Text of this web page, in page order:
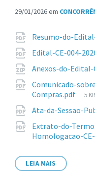
29/01/2026em
Anexos
Resumo-do-
Edital-CE-004-
Anexos-do-Edital-
Comunicado-
Compras.pdf
5 KB
Ata-da-Sessao-
Extrato-do-
Homologacao-
LEIA MAIS